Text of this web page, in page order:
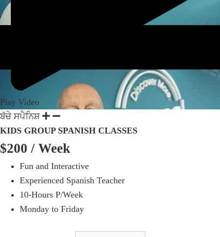
Play Video
ਬੱਚੇ ਸਪੈਨਿਸ਼
KIDS GROUP SPANISH CLASSES
$200 / Week
Fun and Interactive
Experienced Spanish Teacher
10-Hours P/Week
Monday to Friday